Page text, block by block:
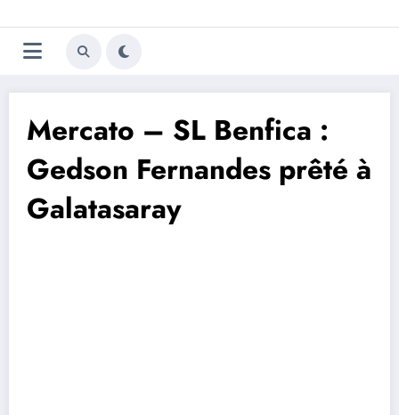
au
contenu
Trivela
L'actualité du football
Mercato – SL Benfica :
Gedson Fernandes prêté à
Galatasaray